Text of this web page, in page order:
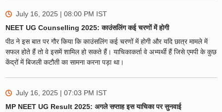
July 16, 2025 | 08:00 PM IST
NEET UG Counselling 2025: काउंसलिंग कई चरणों में होगी
पीठ ने इस बात पर गौर किया कि काउंसलिंग कई चरणों में होगी और यदि छात्र मामले में
सफल होते हैं तो वे इसमें शामिल हो सकते हैं। याचिकाकर्ता वे अभ्यर्थी हैं जिसे एमपी के कुछ
केंद्रों में बिजली कटौती का सामना करना पड़ा था।
July 16, 2025 | 07:03 PM IST
MP NEET UG Result 2025: अगले सप्ताह इस याचिका पर सुनवाई